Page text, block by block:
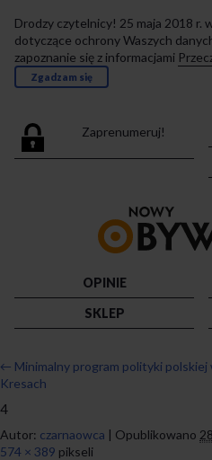
Drodzy czytelnicy! 25 maja 2018 r.
dotyczące ochrony Waszych
zapoznanie się z informacjami
Zgadzam się
Zaprenumeruj!
OPINIE
SKLEP
← Minimalny program polityki
Kresach
4
Autor: czarnaowca | Opublikowano
574 × 389 pikseli